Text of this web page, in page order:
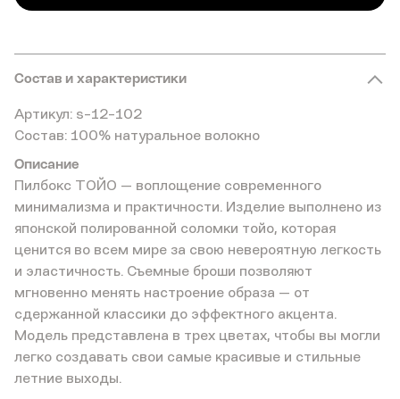
Состав и характеристики
Артикул: s-12-102
Состав: 100% натуральное волокно
Описание
Пилбокс ТОЙО — воплощение современного
минимализма и практичности. Изделие выполнено из
японской полированной соломки тойо, которая
ценится во всем мире за свою невероятную легкость
и эластичность. Съемные броши позволяют
мгновенно менять настроение образа — от
сдержанной классики до эффектного акцента.
Модель представлена в трех цветах, чтобы вы могли
легко создавать свои самые красивые и стильные
летние выходы.